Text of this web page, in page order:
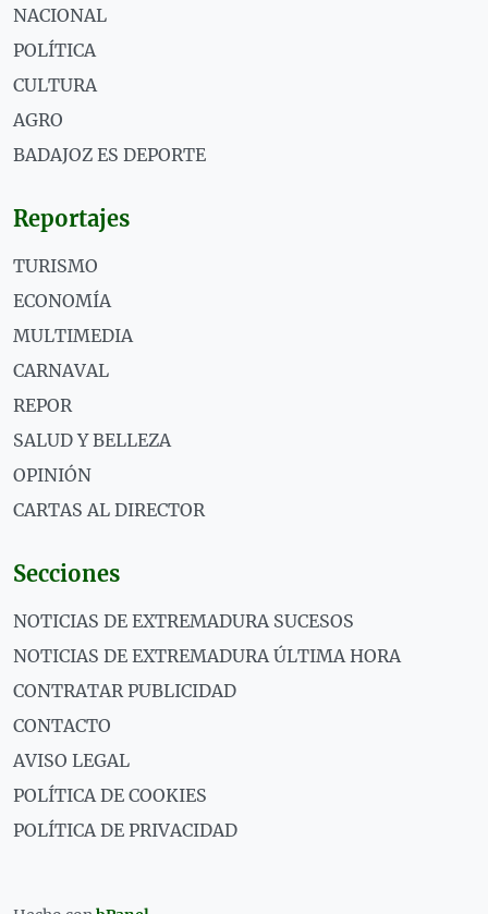
NACIONAL
POLÍTICA
CULTURA
AGRO
BADAJOZ ES DEPORTE
Reportajes
TURISMO
ECONOMÍA
MULTIMEDIA
CARNAVAL
REPOR
SALUD Y BELLEZA
OPINIÓN
CARTAS AL DIRECTOR
Secciones
NOTICIAS DE EXTREMADURA SUCESOS
NOTICIAS DE EXTREMADURA ÚLTIMA HORA
CONTRATAR PUBLICIDAD
CONTACTO
AVISO LEGAL
POLÍTICA DE COOKIES
POLÍTICA DE PRIVACIDAD